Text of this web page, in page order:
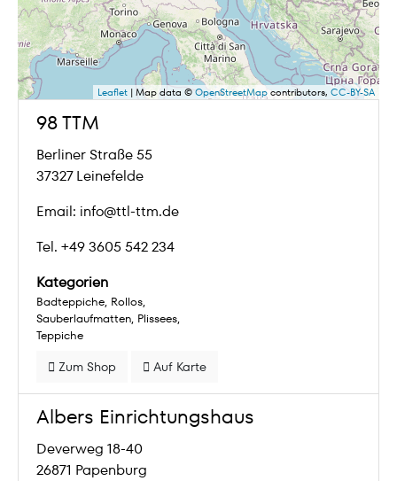
Leaflet | Map data ©OpenStreetMapcontributors, CC-BY-SA
98 TTM
Berliner Straße 55
37327 Leinefelde
Email: info@ttl-ttm.de
Tel. +49 3605 542 234
Kategorien
Badteppiche Rollos
Sauberlaufmatten Plissees
Teppiche
Zum Shop Auf Karte
Albers Einrichtungshaus
Deverweg 18-40
26871 Papenburg